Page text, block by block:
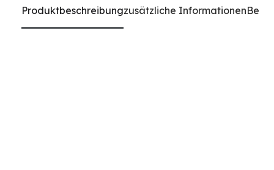
Produktbeschreibungzusätzliche Informationen